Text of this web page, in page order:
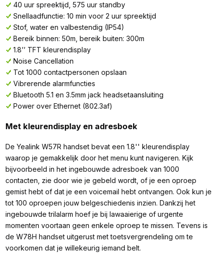
40 uur spreektijd, 575 uur standby
Snellaadfunctie: 10 min voor 2 uur spreektijd
Stof, water en valbestendig (IP54)
Bereik binnen: 50m, bereik buiten: 300m
1.8’’ TFT kleurendisplay
Noise Cancellation
Tot 1000 contactpersonen opslaan
Vibrerende alarmfuncties
Bluetooth 5.1 en 3.5mm jack headsetaansluiting
Power over Ethernet (802.3af)
Met kleurendisplay en adresboek
De Yealink W57R handset bevat een 1.8'' kleurendisplay
waarop je gemakkelijk door het menu kunt navigeren. Kijk
bijvoorbeeld in het ingebouwde adresboek van 1000
contacten, zie door wie je gebeld wordt, of je een oproep
gemist hebt of dat je een voicemail hebt ontvangen. Ook kun je
tot 100 oproepen jouw belgeschiedenis inzien. Dankzij het
ingebouwde trilalarm hoef je bij lawaaierige of urgente
momenten voortaan geen enkele oproep te missen. Tevens is
de W78H handset uitgerust met toetsvergrendeling om te
voorkomen dat je willekeurig iemand belt.